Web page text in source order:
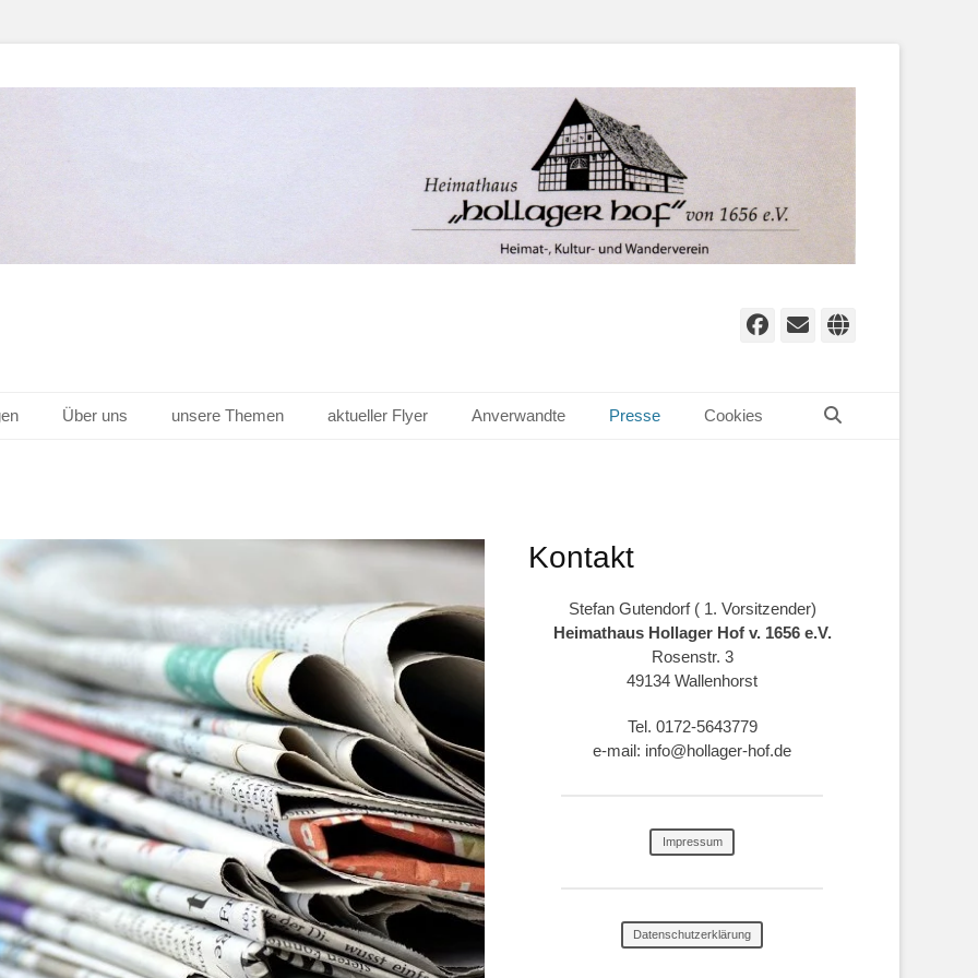
Hof v. 1656 e.V.
Facebook
E-
Website
Über uns unsere Themen aktueller Flyer Anverwandte Presse Cookies
Kontakt
Stefan Gutendorf ( 1. Vorsitzender)
Heimathaus Hollager Hof v. 1656 e.V.
Rosenstr. 3
49134 Wallenhorst
Tel. 0172-5643779
e-mail: info@hollager-hof.de
Impressum
Datenschutzerklärung